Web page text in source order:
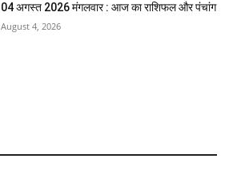
04 अगस्त 2026 मंगलवार : आज का राशिफल और पंचांग
August 4, 2026